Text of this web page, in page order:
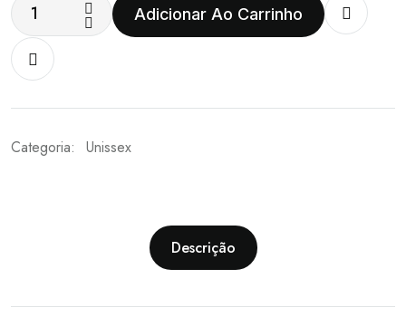
Adicionar Ao Carrinho
Categoria: Unissex
Descrição